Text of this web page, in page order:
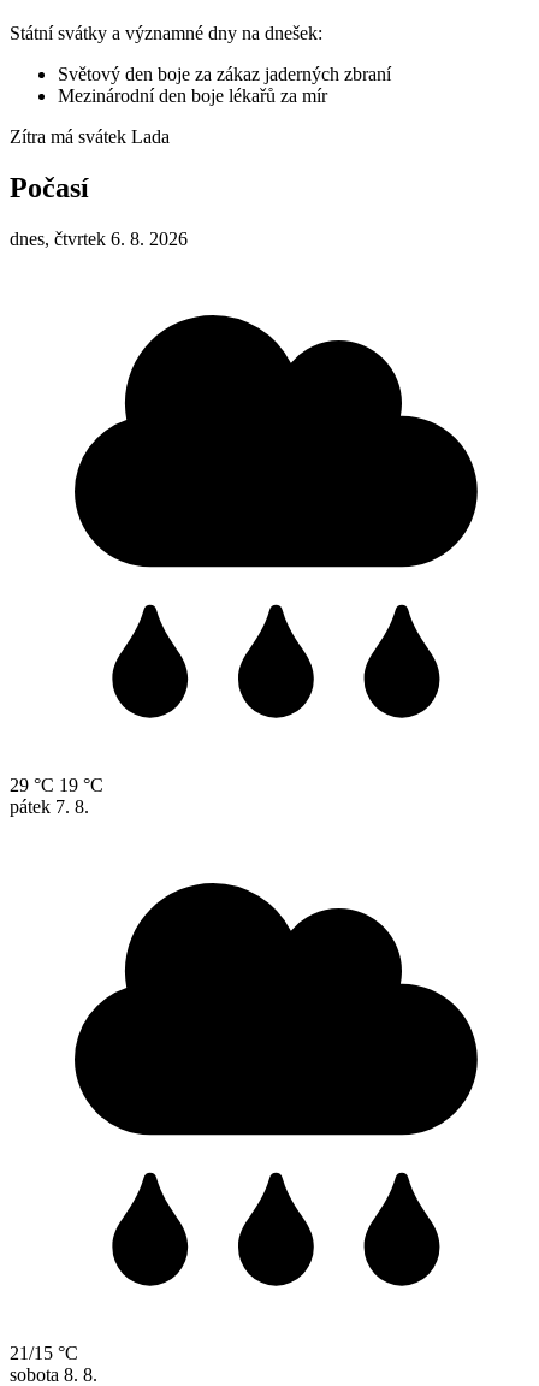
Státní svátky a významné dny na dnešek:
Světový den boje za zákaz jaderných zbraní
Mezinárodní den boje lékařů za mír
Zítra má svátek Lada
Počasí
dnes, čtvrtek 6. 8. 2026
29 °C 19 °C
pátek 7. 8.
21/15 °C
sobota 8. 8.